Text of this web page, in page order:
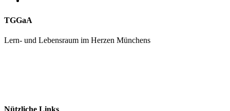
TGGaA
Lern- und Lebensraum im Herzen Münchens
Nützliche Links